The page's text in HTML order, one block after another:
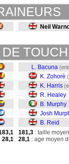
Neil
L. Bacuna
K. Zohorè
K. Harris
R. Healey
B. Murphy
Josh
B. Reid
28,1
181,3 : taille
28,1 : age moyen